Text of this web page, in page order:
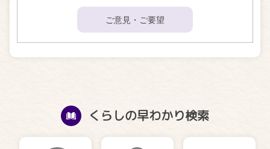
ご意見・ご要望
くらしの早わかり検索